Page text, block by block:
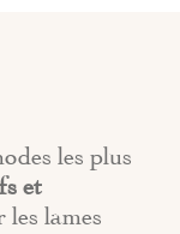
les plus
et
les lames